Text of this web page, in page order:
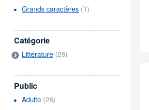
Grands caractères (1)
Catégorie
Littérature (28)
Public
Adulte (28)